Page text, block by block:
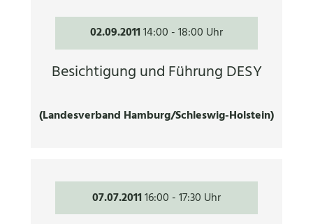
02.09.201114:00 -18:00 Uhr
Besichtigung und Führung DESY
(Landesverband Hamburg/Schleswig-Holstein)
07.07.201116:00 -17:30 Uhr